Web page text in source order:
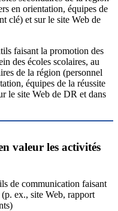
en orientation, équipes de
clé) et sur le site Web de
faisant la promotion des
des écoles scolaires, au
de la région (personnel
équipes de la réussite
le site Web de DR et dans
valeur les activités
de communication faisant
ex., site Web, rapport